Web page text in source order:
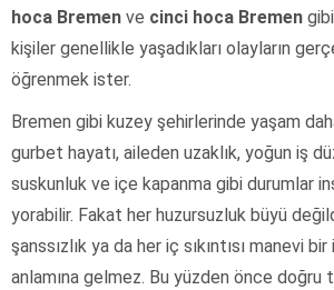
hoca Bremen ve cinci hoca Bremen
kişiler genellikle yaşadıkları olayların
öğrenmek ister.
Bremen gibi kuzey şehirlerinde yaşam
gurbet hayatı, aileden uzaklık, yoğun iş
suskunluk ve içe kapanma gibi durumlar
yorabilir. Fakat her huzursuzluk büyü
şanssızlık ya da her iç sıkıntısı manevi bir
anlamına gelmez. Bu yüzden önce doğru